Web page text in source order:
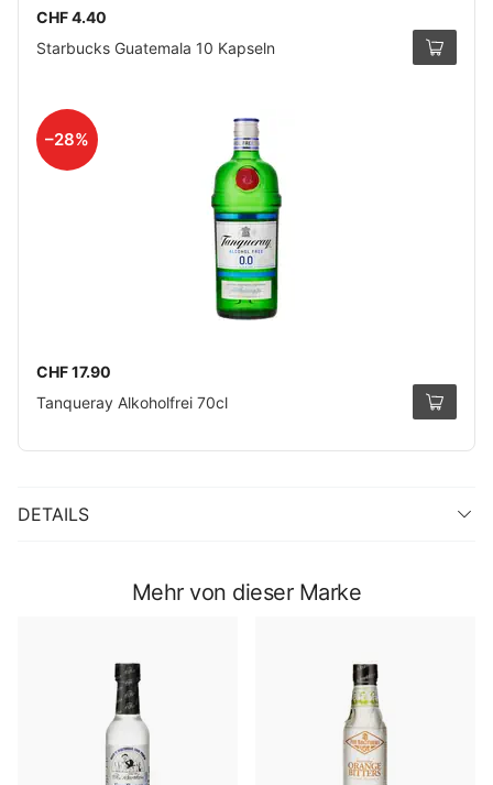
CHF 4.40
Starbucks Guatemala 10 Kapseln
–28%
CHF 17.90
Tanqueray Alkoholfrei 70cl
DETAILS
Mehr von dieser Marke